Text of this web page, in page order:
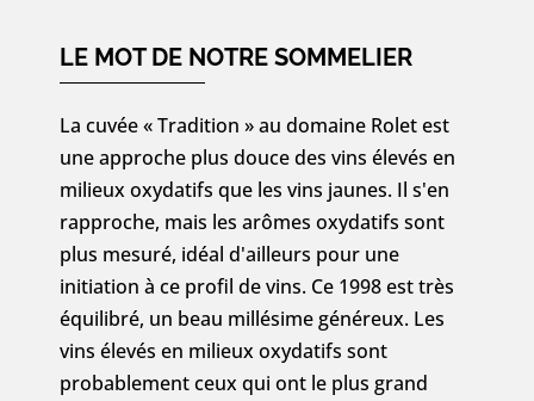
LE MOT DE NOTRE SOMMELIER
La cuvée « Tradition » au domaine Rolet est
une approche plus douce des vins élevés en
milieux oxydatifs que les vins jaunes. Il s'en
rapproche, mais les arômes oxydatifs sont
plus mesuré, idéal d'ailleurs pour une
initiation à ce profil de vins. Ce 1998 est très
équilibré, un beau millésime généreux. Les
vins élevés en milieux oxydatifs sont
probablement ceux qui ont le plus grand